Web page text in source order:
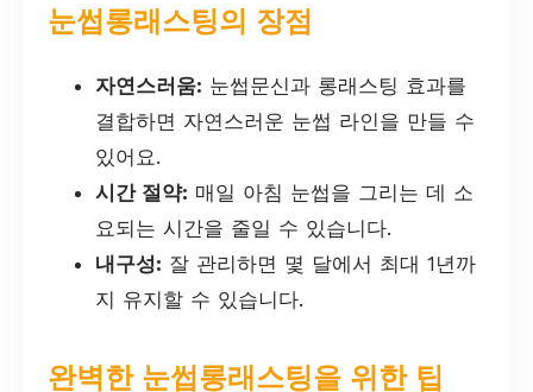
눈썹롱래스팅의 장점
자연스러움: 눈썹문신과 롱래스팅 효과를
결합하면 자연스러운 눈썹 라인을 만들 수
있어요.
시간 절약: 매일 아침 눈썹을 그리는 데 소
요되는 시간을 줄일 수 있습니다.
내구성: 잘 관리하면 몇 달에서 최대 1년까
지 유지할 수 있습니다.
완벽한 눈썹롱래스팅을 위한 팁